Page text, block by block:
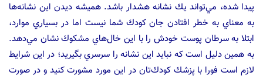
پيدا شده، مي‌تواند يك نشانه هشدار باشد. هميشه ديدن اين نشانه‌ها
به معناي به خطر افتادن جان كودك شما نيست اما در بسياري موارد،
ابتلا به سرطان پوست خودش را با اين خال‌هاي مشكوك نشان مي‌دهد.
به همين دليل است كه نبايد اين نشانه را سرسري بگيريد؛ در اين شرايط
لازم است فورا با پزشك كودك‌تان در اين مورد مشورت كنيد و در صورت